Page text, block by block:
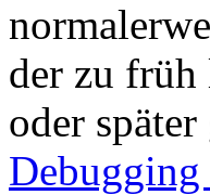
der zu
oder